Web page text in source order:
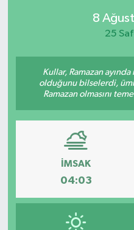
8
25
Kullar, Ramazan
olduğunu bilselerdi,
Ramazan olmasını
İMSAK
04:03